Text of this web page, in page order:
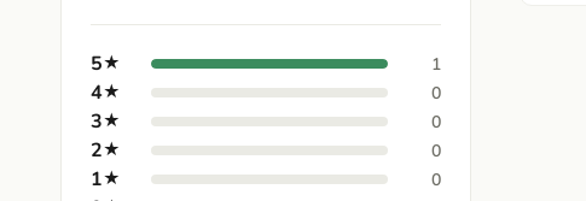
5★ 1
4★ 0
3★ 0
2★ 0
1★ 0